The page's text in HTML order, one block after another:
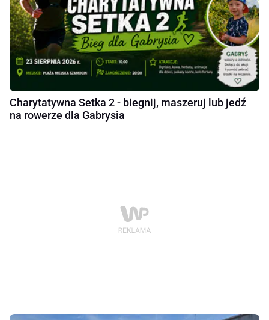
Charytatywna Setka 2 - biegnij, maszeruj lub jedź
na rowerze dla Gabrysia